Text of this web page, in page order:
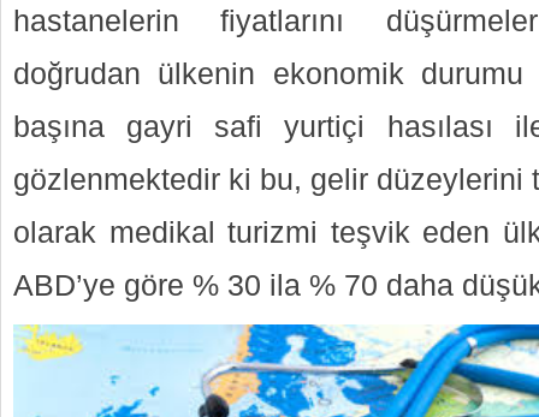
hastanelerin fiyatlarını
doğrudan ülkenin ekonomik
başına gayri safi yurtiçi hasılası
gözlenmektedir ki bu, gelir düzeylerini
olarak medikal turizmi teşvik eden
ABD’ye göre % 30 ila % 70 daha